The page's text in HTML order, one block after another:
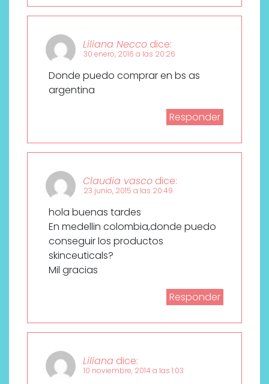
Liliana Necco dice:
30 enero, 2016 a las 20:26
Donde puedo comprar en bs as
argentina
Responder
Claudia vasco dice:
23 junio, 2015 a las 20:49
hola buenas tardes
En medellin colombia,donde puedo
conseguir los productos
skinceuticals?
Mil gracias
Responder
Liliana dice:
10 noviembre, 2014 a las 1:03